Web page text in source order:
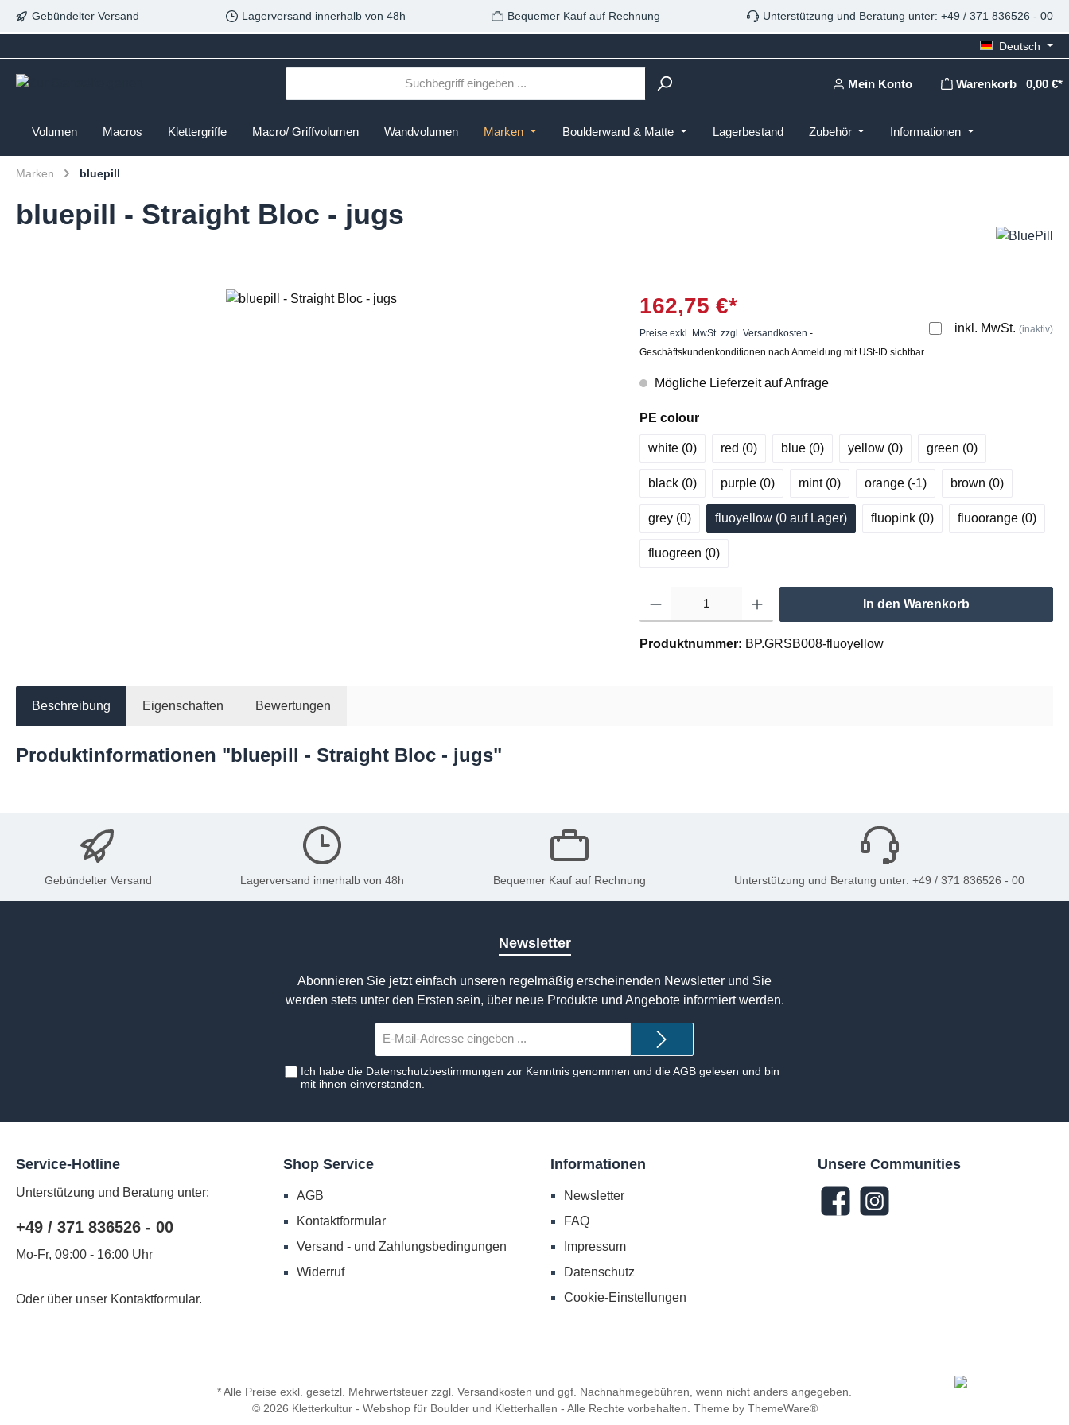
Gebündelter Versand Lagerversand innerhalb von 48h Bequemer Kauf auf Rechnung Unterstützung und Beratung unter: +49 / 371 836526 - 00
Deutsch
Mein Konto Warenkorb 0,00 €*
Volumen Macros Klettergriffe Macro/ Griffvolumen Wandvolumen Marken Boulderwand & Matte Lagerbestand Zubehör Informationen
Marken bluepill
bluepill - Straight Bloc - jugs
162,75 €*
inkl. MwSt. (inaktiv)
Preise exkl. MwSt. zzgl. Versandkosten -
Geschäftskundenkonditionen nach Anmeldung mit USt-ID sichtbar.
Mögliche Lieferzeit auf Anfrage
PE colour
white (0) red (0) blue (0) yellow (0) green (0)
black (0) purple (0) mint (0) orange (-1) brown (0)
grey (0) fluoyellow (0 auf Lager) fluopink (0) fluoorange (0)
fluogreen (0)
In den Warenkorb
Produktnummer: BP.GRSB008-fluoyellow
Beschreibung Eigenschaften Bewertungen
Produktinformationen "bluepill - Straight Bloc - jugs"
Gebündelter Versand Lagerversand innerhalb von 48h Bequemer Kauf auf Rechnung Unterstützung und Beratung unter: +49 / 371 836526 - 00
Newsletter
Abonnieren Sie jetzt einfach unseren regelmäßig erscheinenden Newsletter und Sie
werden stets unter den Ersten sein, über neue Produkte und Angebote informiert werden.
Mail-
Adresse*
Ich habe die Datenschutzbestimmungen zur Kenntnis genommen und dieAGB gelesen und bin
mit ihnen einverstanden.
Service-Hotline
Unterstützung und Beratung unter:
+49 / 371 836526 - 00
Mo-Fr, 09:00 - 16:00 Uhr
Oder über unser Kontaktformular.
Shop Service
AGB
Kontaktformular
Versand - und Zahlungsbedingungen
Widerruf
Informationen
Newsletter
FAQ
Impressum
Datenschutz
Cookie-Einstellungen
Unsere Communities
* Alle Preise exkl. gesetzl. Mehrwertsteuer zzgl. Versandkosten und ggf. Nachnahmegebühren, wenn nicht anders angegeben.
© 2026 Kletterkultur - Webshop für Boulder und Kletterhallen - Alle Rechte vorbehalten. Theme by ThemeWare®